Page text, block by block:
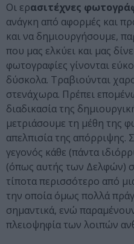
Οι ερασιτέχνες
ανάγκη από αφορμές και
και να δημιουργήσουμε,
που μας ελκύει και μας
φωτογραφίες γίνονται
δύσκολα. Τραβιούνται
στενάχωρα. Πρέπει
διαδικασία της
μετριάσουμε τη μέθη της
απελπισία της απόρριψης.
γεγονός κάθε (πάντα
(όπως αυτής των Δελφών)
τίποτα περισσότερο από
την οποία όμως πολλά
σημαντικά, ενώ
πλειοψηφία των λοιπών